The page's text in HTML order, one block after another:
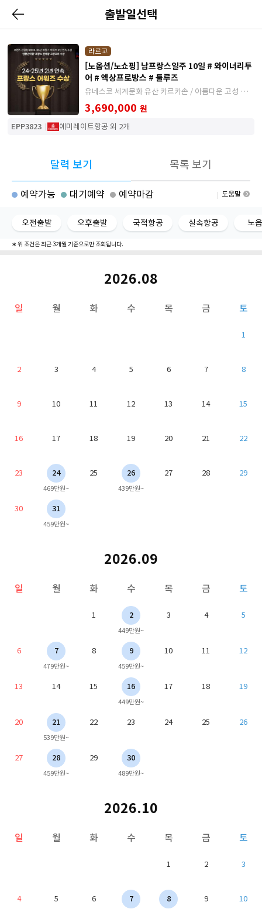
출발일선택
라르고
[노옵션/노쇼핑] 남프랑스일주 10일 # 와이너리투
어 # 엑상프로방스 # 툴루즈
유네스코 세계문화 유산 카르카손 / 아름다운 고성 쉬농
소 / 아름다운 남부 도시 아를 그리고 에즈
3,690,000 원
EPP3823 에미레이트항공 외 2개
달력 보기 목록 보기
예약가능 대기예약 예약마감 도움말
오전출발 오후출발 국적항공 실속항공 노
∗ 위 조건은 최근 3개월 기준으로만 조회됩니다.
2026.08
일 월 화 수 목 금 토
1
2 3 4 5 6 7 8
9 10 11 12 13 14 15
16 17 18 19 20 21 22
23 24
469만원~
25 26
439만원~
27 28 29
30 31
459만원~
2026.09
일 월 화 수 목 금 토
1 2
449만원~
3 4 5
6 7
479만원~
8 9
459만원~
10 11 12
13 14 15 16
449만원~
17 18 19
20 21
539만원~
22 23 24 25 26
27 28
459만원~
29 30
489만원~
2026.10
일 월 화 수 목 금 토
1 2 3
4 5 6 7 8 9 10